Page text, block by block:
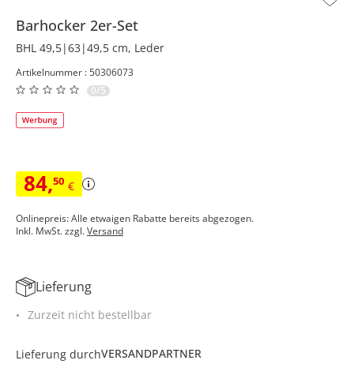
Barhocker 2er-Set
BHL 49,5|63|49,5 cm, Leder
Artikelnummer : 50306073
0/5
84,50 €
Onlinepreis: Alle etwaigen Rabatte bereits abgezogen.
Inkl. MwSt. zzgl.Versand
Lieferung
Zurzeit nicht bestellbar
Lieferung durchVERSANDPARTNER